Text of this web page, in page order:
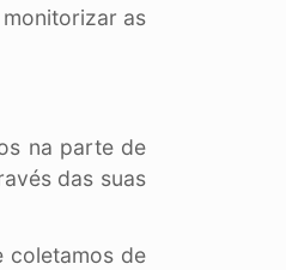
as
na parte de
das suas
coletamos de